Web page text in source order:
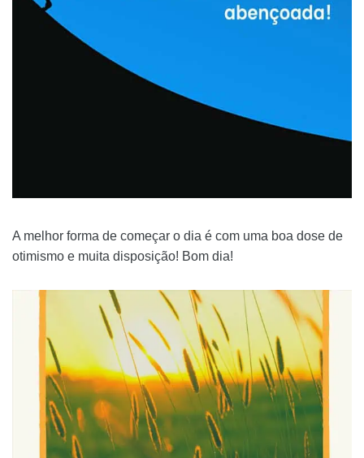
A melhor forma de começar o dia é com uma boa dose de
otimismo e muita disposição! Bom dia!